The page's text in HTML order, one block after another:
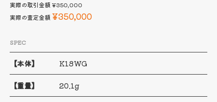
実際の取引金額¥350,000
実際の査定金額 ¥350,000
SPEC
【本体】 K18WG
【重量】 20.1g